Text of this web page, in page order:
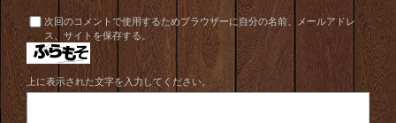
次回のコメントで使用するためブラウザーに自分の名前、メールアドレ
ス、サイトを保存する。
上に表示された文字を入力してください。